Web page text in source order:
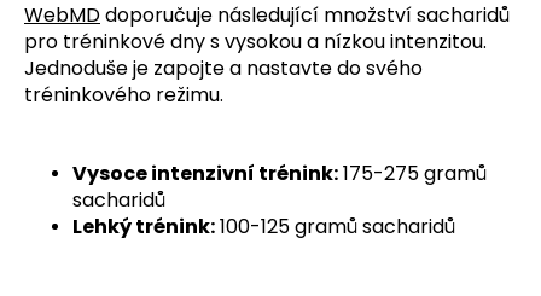
WebMDdoporučuje následující množství sacharidů
pro tréninkové dny s vysokou a nízkou intenzitou.
Jednoduše je zapojte a nastavte do svého
tréninkového režimu.
Vysoce intenzivní trénink:175-275 gramů
sacharidů
Lehký trénink:100-125 gramů sacharidů